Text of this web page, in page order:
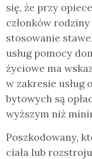
się, że przy
członków
stosowanie
usług pomocy
życiowe ma
w zakresie usług
bytowych są
wyższym niż
Poszkodowany,
ciała lub